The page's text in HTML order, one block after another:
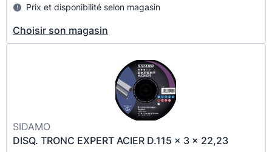
Prix et disponibilité selon magasin
Choisir son magasin
SIDAMO
DISQ. TRONC EXPERT ACIER D.115 x 3 x 22,23